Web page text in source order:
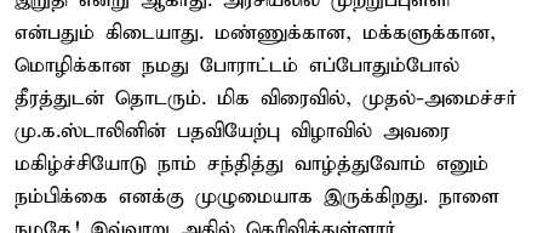
என்பதும் கிடையாது. மண்ணுக்கான, மக்களுக்கான,
மொழிக்கான நமது போராட்டம் எப்போதும்போல்
தீரத்துடன் தொடரும். மிக விரைவில், முதல்-அமைச்சர்
மு.க.ஸ்டாலினின் பதவியேற்பு விழாவில் அவரை
மகிழ்ச்சியோடு நாம் சந்தித்து வாழ்த்துவோம் எனும்
நம்பிக்கை எனக்கு முழுமையாக இருக்கிறது. நாளை